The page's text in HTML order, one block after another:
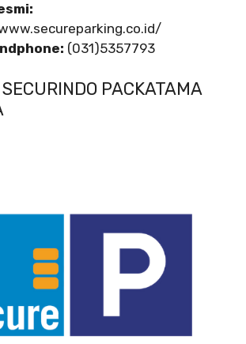
(031)5357793
PACKATAMA